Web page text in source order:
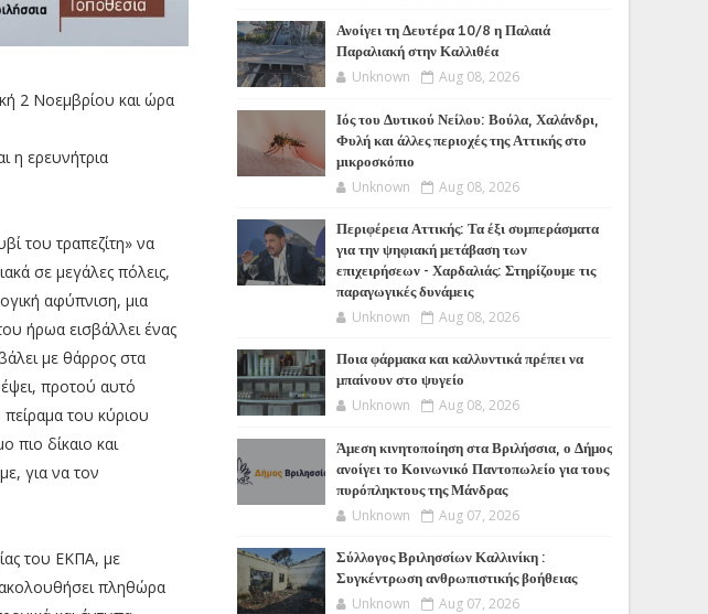
2 Νοεμβρίου και ώρα
η ερευνήτρια
του τραπεζίτη» να
σε μεγάλες πόλεις,
αφύπνιση, μια
ήρωα εισβάλλει ένας
με θάρρος στα
προτού αυτό
του κύριου
πιο δίκαιο και
για να τον
του ΕΚΠΑ, με
πληθώρα
Ανοίγει τη Δευτέρα 10/8 η Παλαιά
Παραλιακή στην Καλλιθέα
Unknown Aug 08, 2026
Ιός του Δυτικού Νείλου: Βούλα, Χαλάνδρι,
Φυλή και άλλες περιοχές της Αττικής στο
μικροσκόπιο
Unknown Aug 08, 2026
Περιφέρεια Αττικής: Τα έξι συμπεράσματα
για την ψηφιακή μετάβαση των
επιχειρήσεων - Χαρδαλιάς: Στηρίζουμε τις
παραγωγικές δυνάμεις
Unknown Aug 08, 2026
Ποια φάρμακα και καλλυντικά πρέπει να
μπαίνουν στο ψυγείο
Unknown Aug 08, 2026
Άμεση κινητοποίηση στα Βριλήσσια, ο Δήμος
ανοίγει το Κοινωνικό Παντοπωλείο για τους
πυρόπληκτους της Μάνδρας
Unknown Aug 07, 2026
Σύλλογος Βριλησσίων Καλλινίκη :
Συγκέντρωση ανθρωπιστικής βοήθειας
Unknown Aug 07, 2026